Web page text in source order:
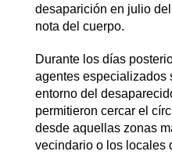
desaparición en julio
nota del cuerpo.
Durante los días
agentes especializados
entorno del
permitieron cercar el
desde aquellas zonas
vecindario o los locales